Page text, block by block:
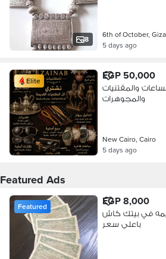
8
6th of October, Giza
5 days ago
Elite EGP 50,000
والمقتنيات
والمجوهرات
New Cairo, Cairo
5 days ago
Featured Ads
Featured EGP 8,000
في بيتك كاش
باعلي سعر